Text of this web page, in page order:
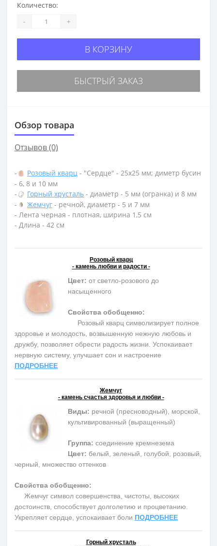
Количество:
- +
В КОРЗИНУ
БЫСТРЫЙ ЗАКАЗ
Обзор товара
Отзывов (0)
- Розовый кварц - "Сердце" - 25х25 мм; диметр бусин
- 6, 8 и 10 мм
-
Горный хрусталь - диаметр - 5 мм (огранка) и 8 мм
-
Жемчуг - речной, диаметр - 5 и 7 мм
- Лента черная - плотная, ширина 1,5 см
- Длина - 42 см
Розовый кварц
- камень любви и радости -
Цвет: от светло-розового до
насыщенного
Свойства обобщенно:
Розовый кварц символизирует полное
здоровье и молодость, возвышенную нежную любовь и
дружбу, позволяет обрести радость жизни. Успокаивает
нервную систему, улучшает сон и настроение
ПОДРОБНЕЕ
Жемчуг
- камень счастья здоровья и любви -
Виды: речной (пресноводный), морской,
культивированный (выращенный)
Группа: соединение кремнезема
Цвет: белый, зеленый, голубой, розовый,
черный, множество оттенков
Свойства обобщенно:
Жемчуг символ совершенства, чистоты, высоких
достоинств, способствует долголетию и процветанию.
Укрепляет сердце, успокаивает боли ПОДРОБНЕЕ
Горный хрусталь